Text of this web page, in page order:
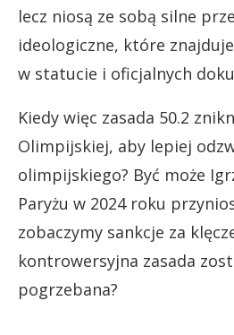
lecz niosą ze sobą silne
ideologiczne, które
w statucie i oficjalnych
Kiedy więc zasada 50.2
Olimpijskiej, aby lepiej
olimpijskiego? Być może
Paryżu w 2024 roku
zobaczymy sankcje za
kontrowersyjna zasada
pogrzebana?